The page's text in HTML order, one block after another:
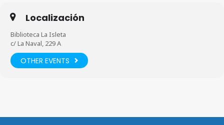
Localización
Biblioteca La Isleta
c/ La Naval, 229 A
OTHER EVENTS